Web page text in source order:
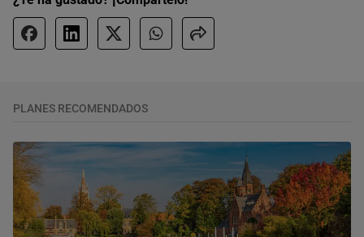
PLANES RECOMENDADOS